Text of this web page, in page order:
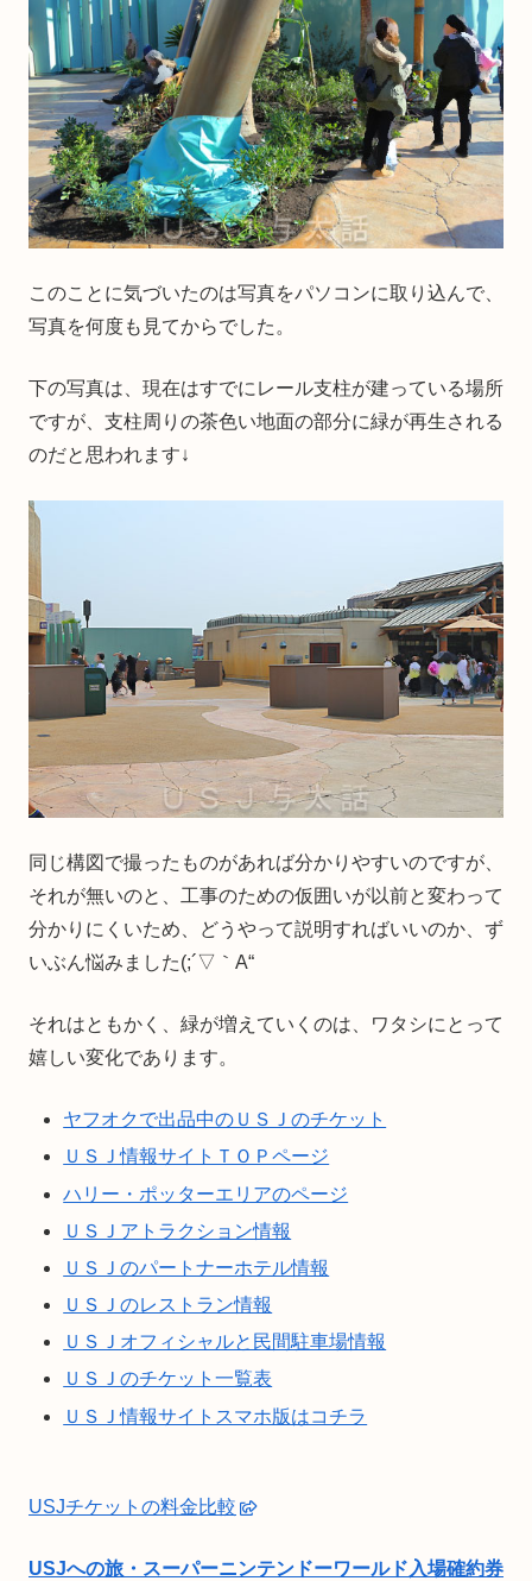
このことに気づいたのは写真をパソコンに取り込んで、
写真を何度も見てからでした。
下の写真は、現在はすでにレール支柱が建っている場所
ですが、支柱周りの茶色い地面の部分に緑が再生される
のだと思われます↓
同じ構図で撮ったものがあれば分かりやすいのですが、
それが無いのと、工事のための仮囲いが以前と変わって
分かりにくいため、どうやって説明すればいいのか、ず
いぶん悩みました(;´▽｀A“
それはともかく、緑が増えていくのは、ワタシにとって
嬉しい変化であります。
ヤフオクで出品中のＵＳＪのチケット
ＵＳＪ情報サイトＴＯＰページ
ハリー・ポッターエリアのページ
ＵＳＪアトラクション情報
ＵＳＪのパートナーホテル情報
ＵＳＪのレストラン情報
ＵＳＪオフィシャルと民間駐車場情報
ＵＳＪのチケット一覧表
ＵＳＪ情報サイトスマホ版はコチラ
USJチケットの料金比較
USJへの旅・スーパーニンテンドーワールド入場確約券